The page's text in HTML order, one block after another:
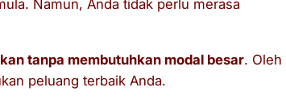
Namun, Anda tidak perlu merasa
tanpa membutuhkan modal besar. Oleh
peluang terbaik Anda.